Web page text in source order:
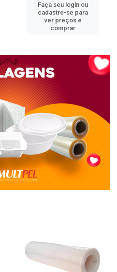
Faça seu login ou
cadastre-se para
ver preços e
comprar